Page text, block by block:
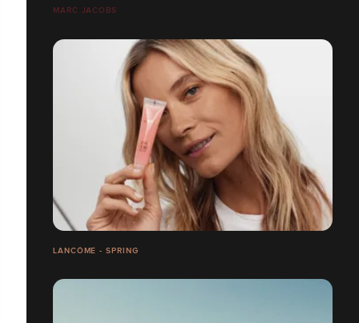
MARC JACOBS
LANCÔME - SPRING